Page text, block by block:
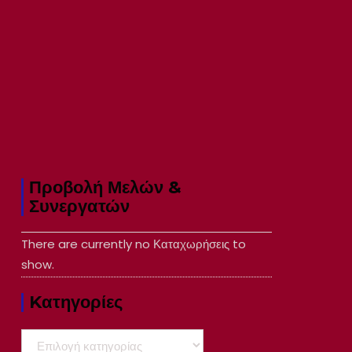
Προβολή Μελών &
Συνεργατών
There are currently no Καταχωρήσεις to
show.
Kατηγορίες
Kατηγορίες